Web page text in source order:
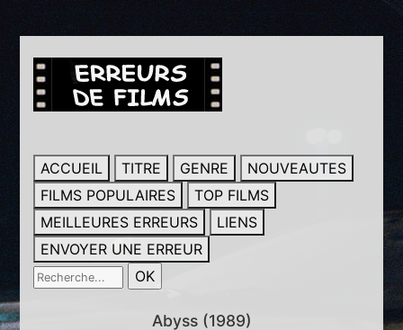
ACCUEIL TITRE GENRE
NOUVEAUTES
FILMS POPULAIRES
TOP FILMS
MEILLEURES ERREURS
LIENS
ENVOYER UNE ERREUR
Abyss (1989)